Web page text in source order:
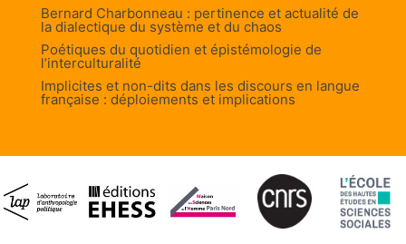
Bernard Charbonneau : pertinence et actualité de
la dialectique du système et du chaos
Poétiques du quotidien et épistémologie de
l’interculturalité
Implicites et non-dits dans les discours en langue
française : déploiements et implications